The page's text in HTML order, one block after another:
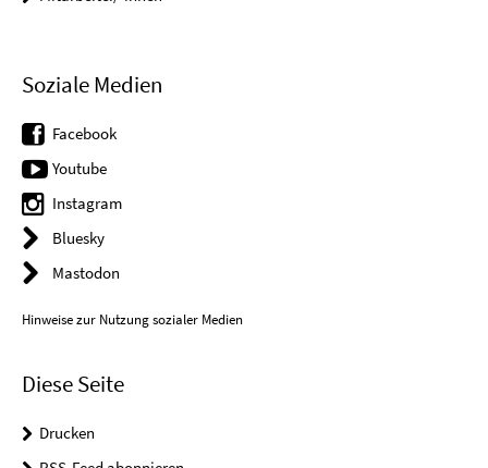
Soziale Medien
Facebook
Youtube
Instagram
Bluesky
Mastodon
Hinweise zur Nutzung sozialer Medien
Diese Seite
Drucken